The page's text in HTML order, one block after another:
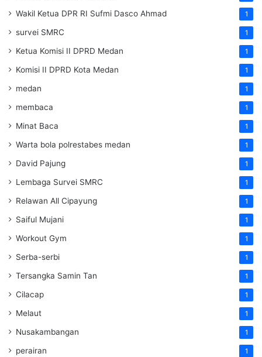
Wakil Ketua DPR RI Sufmi Dasco Ahmad 1
survei SMRC 1
Ketua Komisi II DPRD Medan 1
Komisi II DPRD Kota Medan 1
medan 1
membaca 1
Minat Baca 1
Warta bola polrestabes medan 1
David Pajung 1
Lembaga Survei SMRC 1
Relawan All Cipayung 1
Saiful Mujani 1
Workout Gym 1
Serba-serbi 1
Tersangka Samin Tan 1
Cilacap 1
Melaut 1
Nusakambangan 1
perairan 1